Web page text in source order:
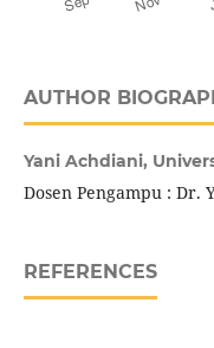
AUTHOR
Yani Achdiani,
Dosen Pengampu : Dr.
REFERENCES